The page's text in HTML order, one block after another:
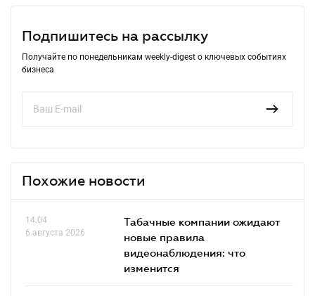
Подпишитесь на рассылку
Получайте по понедельникам weekly-digest о ключевых событиях
бизнеса
Похожие новости
14.04
6 августа 2026
Табачные компании ожидают
новые правила
видеонаблюдения: что
изменится